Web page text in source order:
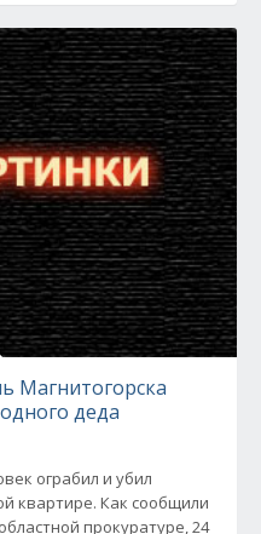
Магнитогорска
деда
ограбил и убил
квартире. Как сообщили
прокуратуре, 24